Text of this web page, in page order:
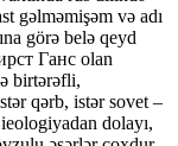
gəlməmişəm və adı
görə belə qeyd
Ганс olan
birtərəfli,
qərb, istər sovet –
dolayı,